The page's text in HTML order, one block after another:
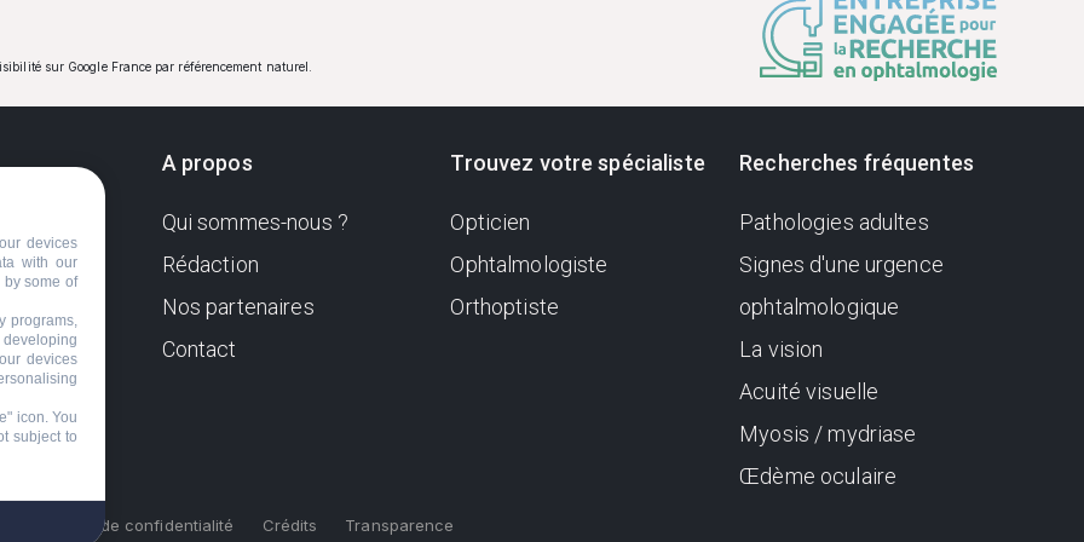
sur Google France par référencement naturel.
Sa
A propos
Qui sommes-nous ?
Rédaction
Nos partenaires
Contact
Trouvez votre spécialiste
Opticien
Ophtalmologiste
Orthoptiste
Recherches fréquentes
Pathologies adultes
Signes d'une urgence
ophtalmologique
La vision
Acuité visuelle
Myosis / mydriase
Œdème oculaire
Politique de confidentialité Crédits Transparence
devices
with our
some of
programs,
developing
devices
icon. You
subject to